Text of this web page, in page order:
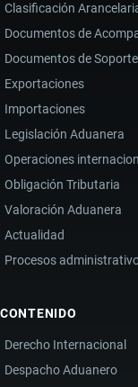
Clasificación
Documentos de
Documentos de Soporte
Exportaciones
Importaciones
Legislación Aduanera
Operaciones
Obligación Tributaria
Valoración Aduanera
Actualidad
Procesos
CONTENIDO
Derecho Internacional
Despacho Aduanero